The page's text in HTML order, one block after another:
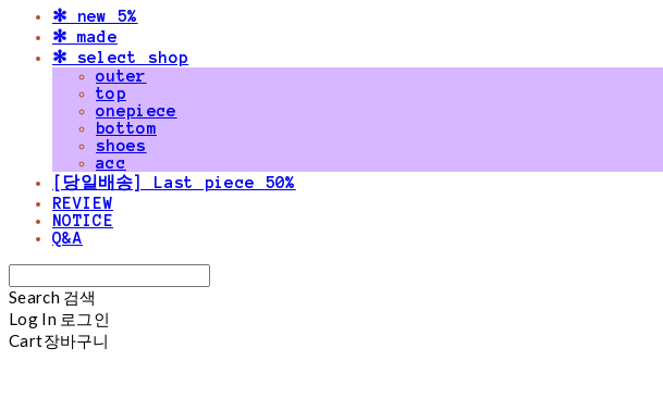
✻ new 5%
✻ made
✻ select shop
outer
top
onepiece
bottom
shoes
acc
[당일배송] Last piece 50%
REVIEW
NOTICE
Q&A
Search 검색
Log In 로그인
Cart장바구니